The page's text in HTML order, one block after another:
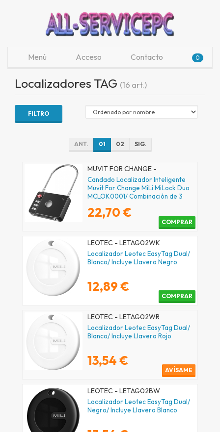
Menú Acceso Contacto 0
Localizadores TAG (16 art.)
FILTRO
ANT. 01 02 SIG.
MUVIT FOR CHANGE -
MCLOK0001
Candado Localizador Inteligente
Muvit For Change MiLi MiLock Duo
MCLOK0001/ Combinación de 3
22,70 €
COMPRAR
LEOTEC - LETAG02WK
Localizador Leotec EasyTag Dual/
Blanco/ Incluye Llavero Negro
12,89 €
COMPRAR
LEOTEC - LETAG02WR
Localizador Leotec EasyTag Dual/
Blanco/ Incluye Llavero Rojo
13,54 €
AVÍSAME
LEOTEC - LETAG02BW
Localizador Leotec EasyTag Dual/
Negro/ Incluye Llavero Blanco